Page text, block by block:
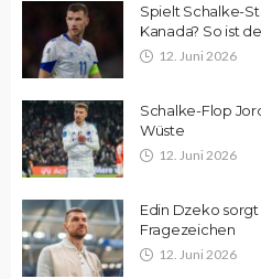
Spielt Schalke-
Kanada? So ist
12. Juni 2026
Schalke-Flop
Wüste
12. Juni 2026
Edin Dzeko
Fragezeichen
12. Juni 2026